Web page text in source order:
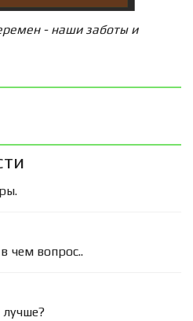
- наши заботы и
чем вопрос..